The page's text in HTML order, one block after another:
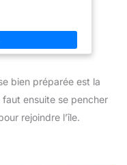
bien préparée est la
faut ensuite se pencher
rejoindre l’île.